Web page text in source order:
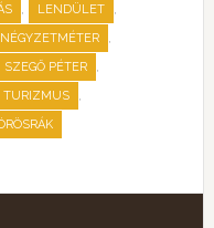
, LENDÜLET ,
NÉGYZETMÉTER ,
SZEGŐ PÉTER ,
TURIZMUS ,